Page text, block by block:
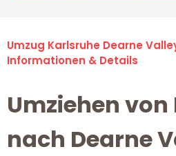
Umzug Karlsruhe Dearne
Informationen & Details
Umziehen
nach Dearne